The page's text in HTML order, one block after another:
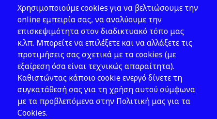
καιπεριστρεφόμενων μηχανών.
ιγ) τα περιβλήματα υπό πίεση
που καλύπτουν στοιχεία
δικτύων μετάδοσης, όπως π.χ.
ηλεκτρικών και τηλεφωνικών
καλωδίων.
ιδ) τα πλοία, οι πύραυλοι, τα
αεροσκάφη και οι κινητές
μονάδες ανοιχτής θάλασσας,
Χρησιμοποιούμε cookies για να βελτιώσουμε την
online εμπειρία σας, να αναλύουμε την
επισκεψιμότητα στον διαδικτυακό τόπο μας
κ.λπ. Μπορείτε να επιλέξετε και να αλλάξετε τις
προτιμήσεις σας σχετικά με τα cookies (με
εξαίρεση όσα είναι τεχνικώς απαραίτητα).
Καθιστώντας κάποιο cookie ενεργό δίνετε τη
συγκατάθεσή σας για τη χρήση αυτού σύμφωνα
με τα προβλεπόμενα στην Πολιτική μας για τα
Cookies.